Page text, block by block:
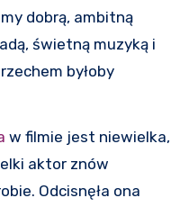
dobrą, ambitną
świetną muzyką i
byłoby
w filmie jest niewielka,
aktor znów
Odcisnęła ona